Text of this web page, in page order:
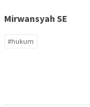
Mirwansyah SE
#hukum